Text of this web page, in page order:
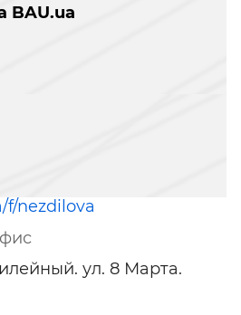
BAU.ua
f/nezdilova
ул. 8 Марта.